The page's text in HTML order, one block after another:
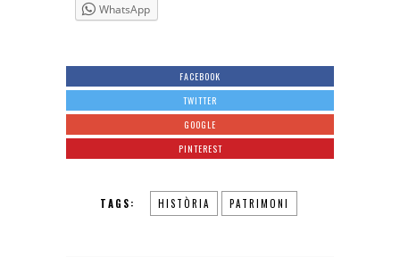
WhatsApp
FACEBOOK
TWITTER
GOOGLE
PINTEREST
TAGS: HISTÒRIA PATRIMONI